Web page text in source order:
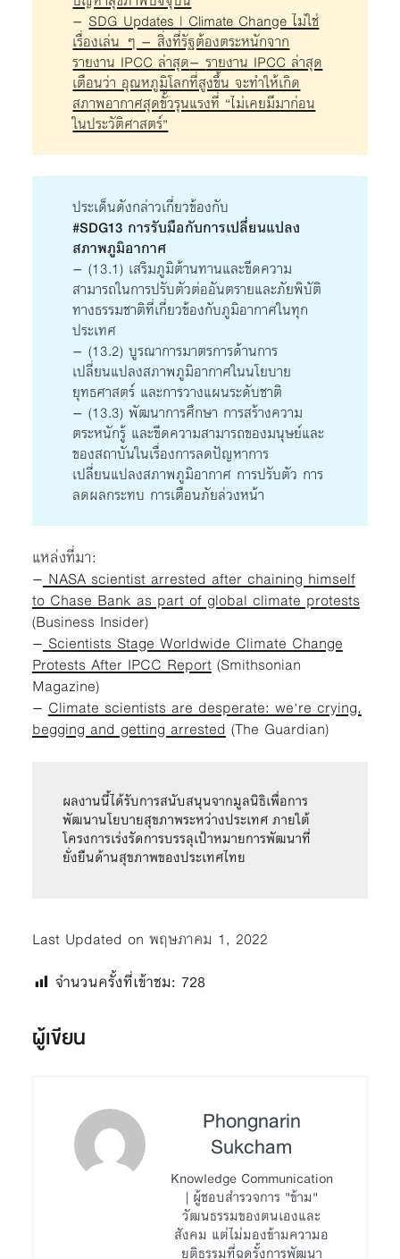
– SDG Updates | Climate Change ไม่ใช่
เรื่องเล่น ๆ – สิ่งที่รัฐต้องตระหนักจาก
รายงาน IPCC ล่าสุด–รายงาน IPCC ล่าสุด
เตือนว่า อุณหภูมิโลกที่สูงขึ้น จะทำให้เกิด
สภาพอากาศสุดขั้วรุนแรงที่ “ไม่เคยมีมาก่อน
ในประวัติศาสตร์”
ประเด็นดังกล่าวเกี่ยวข้องกับ
#SDG13 การรับมือกับการเปลี่ยนแปลง
สภาพภูมิอากาศ
– (13.1) เสริมภูมิต้านทานและขีดความ
สามารถในการปรับตัวต่ออันตรายและภัยพิบัติ
ทางธรรมชาติที่เกี่ยวข้องกับภูมิอากาศในทุก
ประเทศ
– (13.2) บูรณาการมาตรการด้านการ
เปลี่ยนแปลงสภาพภูมิอากาศในนโยบาย
ยุทธศาสตร์ และการวางแผนระดับชาติ
– (13.3) พัฒนาการศึกษา การสร้างความ
ตระหนักรู้ และขีดความสามารถของมนุษย์และ
ของสถาบันในเรื่องการลดปัญหาการ
เปลี่ยนแปลงสภาพภูมิอากาศ การปรับตัว การ
ลดผลกระทบ การเตือนภัยล่วงหน้า
แหล่งที่มา:
– NASA scientist arrested after chaining himself
to Chase Bank as part of global climate protests
(Business Insider)
– Scientists Stage Worldwide Climate Change
Protests After IPCC Report(Smithsonian
Magazine)
– Climate scientists are desperate: we’re crying,
begging and getting arrested (The Guardian)
ผลงานนี้ได้รับการสนับสนุนจากมูลนิธิเพื่อการ
พัฒนานโยบายสุขภาพระหว่างประเทศ ภายใต้
โครงการเร่งรัดการบรรลุเป้าหมายการพัฒนาที่
ยั่งยืนด้านสุขภาพของประเทศไทย
Last Updated on พฤษภาคม 1, 2022
จำนวนครั้งที่เข้าชม: 728
ผู้เขียน
Phongnarin
Sukcham
Knowledge Communication
| ผู้ชอบสำรวจการ "ข้าม"
วัฒนธรรมของตนเองและ
สังคม แต่ไม่มองข้ามความอ
ยุติธรรมที่ฉุดรั้งการพัฒนา